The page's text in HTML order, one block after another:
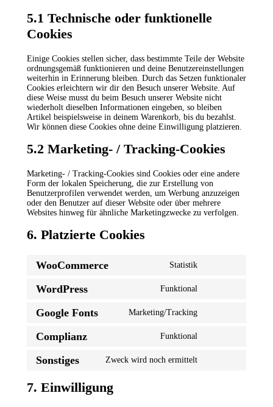
5.1 Technische oder funktionelle
Cookies
Einige Cookies stellen sicher, dass bestimmte Teile der Website
ordnungsgemäß funktionieren und deine Benutzereinstellungen
weiterhin in Erinnerung bleiben. Durch das Setzen funktionaler
Cookies erleichtern wir dir den Besuch unserer Website. Auf
diese Weise musst du beim Besuch unserer Website nicht
wiederholt dieselben Informationen eingeben, so bleiben
Artikel beispielsweise in deinem Warenkorb, bis du bezahlst.
Wir können diese Cookies ohne deine Einwilligung platzieren.
5.2 Marketing- / Tracking-Cookies
Marketing- / Tracking-Cookies sind Cookies oder eine andere
Form der lokalen Speicherung, die zur Erstellung von
Benutzerprofilen verwendet werden, um Werbung anzuzeigen
oder den Benutzer auf dieser Website oder über mehrere
Websites hinweg für ähnliche Marketingzwecke zu verfolgen.
6. Platzierte Cookies
WooCommerce Statistik
WordPress Funktional
Google Fonts Marketing/Tracking
Complianz Funktional
Sonstiges Zweck wird noch ermittelt
7. Einwilligung